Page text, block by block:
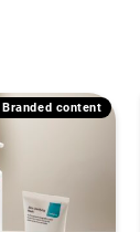
branded content